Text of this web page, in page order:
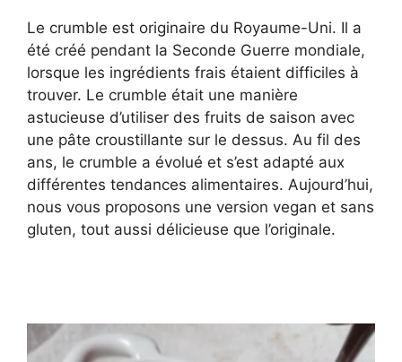
Le crumble est originaire du Royaume-Uni. Il a
été créé pendant la Seconde Guerre mondiale,
lorsque les ingrédients frais étaient difficiles à
trouver. Le crumble était une manière
astucieuse d’utiliser des fruits de saison avec
une pâte croustillante sur le dessus. Au fil des
ans, le crumble a évolué et s’est adapté aux
différentes tendances alimentaires. Aujourd’hui,
nous vous proposons une version vegan et sans
gluten, tout aussi délicieuse que l’originale.